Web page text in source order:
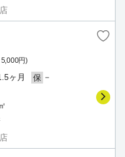
円)
ヶ月 保 －